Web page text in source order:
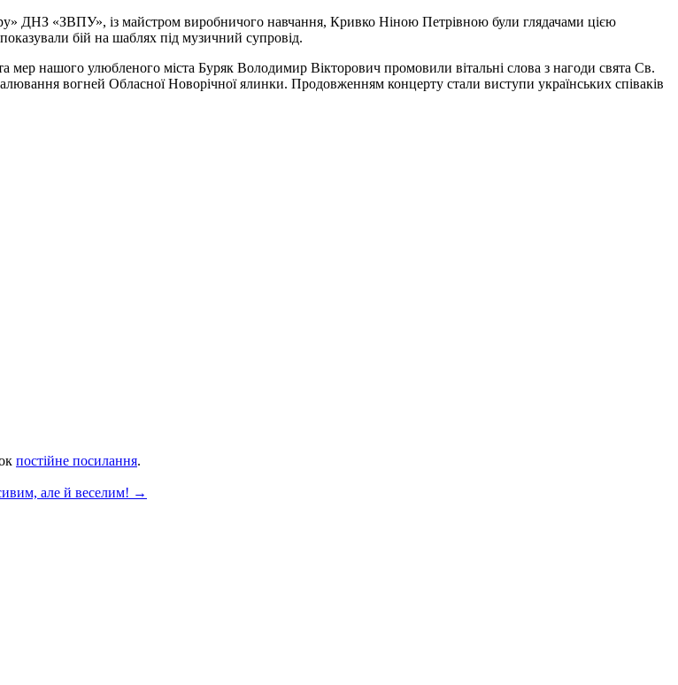
ДНЗ «ЗВПУ», із майстром виробничого навчання, Кривко Ніною Петрівною були глядачами цією
бій на шаблях під музичний супровід.
мер нашого улюбленого міста Буряк Володимир Вікторович промовили вітальні слова з нагоди свята Св.
вогней Обласної Новорічної ялинки. Продовженням концерту стали виступи українських співаків
постійне посилання.
але й веселим! →